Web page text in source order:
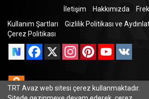
İletişim
Hakkımızda
Kullanım Şartları
Gizlilik Politikası ve
Çerez Politikası
Facebook
X InstagramPinterestYouTube
Odnoklassniki
TRT Avaz web sitesi çerez kullanmaktadır.